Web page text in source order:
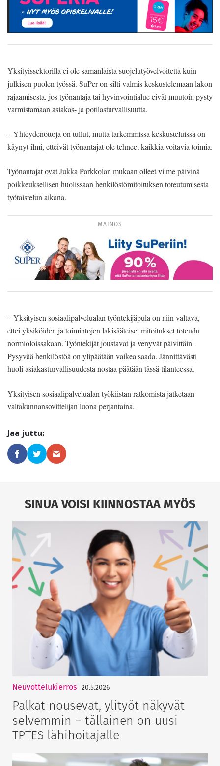
Yksityissektorilla ei ole samanlaista suojelutyövelvoitetta kuin
julkisen puolen työssä. SuPer on silti valmis keskustelemaan lakon
rajaamisesta, jos työnantaja tai hyvinvointialue eivät muutoin pysty
varmistamaan asiakas- ja potilasturvallisuutta.
– Yhteydenottoja on tullut, mutta tarkemmissa keskusteluissa on
käynyt ilmi, etteivät työnantajat ole tehneet kaikkia voitavia toimia.
Työnantajat ovat Jukka Parkkolan mukaan olleet viime päivinä
poikkeuksellisen huolissaan henkilöstömitoituksen toteutumisesta
työtaistelun aikana.
MAINOS
– Yksityisen sosiaalipalvelualan työntekijäpula on niin valtava,
ettei yksiköiden ja toimintojen lakisääteiset mitoitukset toteudu
normioloissakaan. Työntekijät joustavat ja venyvät päivittäin.
Pysyvää henkilöstöä on ylipäätään vaikea saada. Jännittävästi
huoli asiakasturvallisuudesta nostaa päätään tässä tilanteessa.
Yksityisen sosiaalipalvelualan työkiistan ratkomista jatketaan
valtakunnansovittelijan luona perjantaina.
SINUA VOISI KIINNOSTAA MYÖS
Neuvottelukierros 20.5.2026
Palkat nousevat, ylityöt näkyvät
selvemmin – tällainen on uusi
TPTES lähihoitajalle